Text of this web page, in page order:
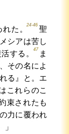
れた。
24-46
聖
シアは苦し
する。
47
ま
その名によ
る』と。エ
これらのこ
束されたも
力に覆われ